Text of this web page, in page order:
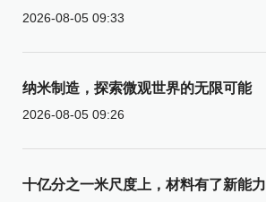
2026-08-05 09:33
纳米制造，探索微观世界的无限可能
2026-08-05 09:26
十亿分之一米尺度上，材料有了新能力